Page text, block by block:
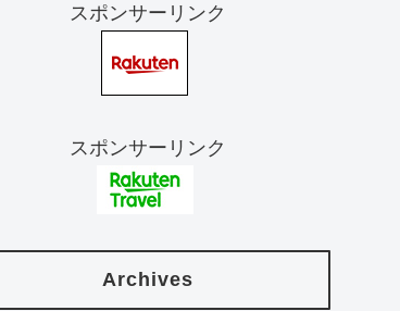
スポンサーリンク
スポンサーリンク
Archives